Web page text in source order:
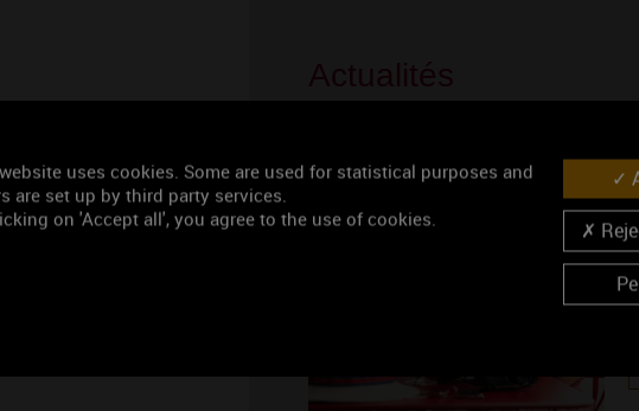
uses cookies. Some are used for statistical purposes and
are set up by third party services.
on 'Accept all', you agree to the use of cookies.